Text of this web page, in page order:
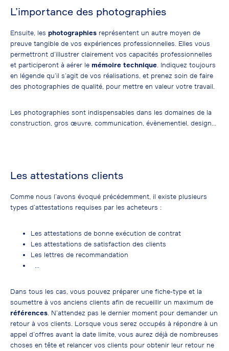
L’importance des photographies
Ensuite, les photographies représentent un autre moyen de
preuve tangible de vos expériences professionnelles. Elles vous
permettront d’illustrer clairement vos capacités professionnelles
et participeront à aérer le mémoire technique . Indiquez toujours
en légende qu’il s’agit de vos réalisations, et prenez soin de faire
des photographies de qualité, pour mettre en valeur votre travail.
Les photographies sont indispensables dans les domaines de la
construction, gros œuvre, communication, évènementiel, design…
Les attestations clients
Comme nous l’avons évoqué précédemment, il existe plusieurs
types d’attestations requises par les acheteurs :
Les attestations de bonne exécution de contrat
Les attestations de satisfaction des clients
Les lettres de recommandation
Dans tous les cas, vous pouvez préparer une fiche-type et la
soumettre à vos anciens clients afin de recueillir un maximum de
références . N’attendez pas le dernier moment pour demander un
retour à vos clients. Lorsque vous serez occupés à répondre à un
appel d’offres avant la date limite, vous aurez déjà de nombreuses
choses en tête et relancer vos clients pour obtenir leur retour ne